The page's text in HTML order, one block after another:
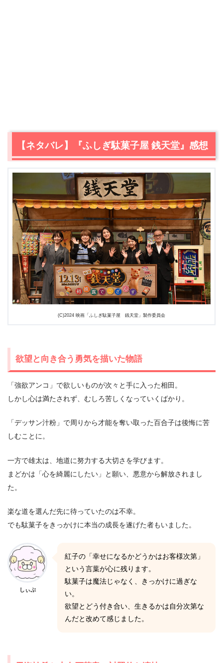
【ネタバレ】『ふしぎ駄菓子屋 銭天堂』感想
(C)2024 映画「ふしぎ駄菓子屋 銭天堂」製作委員会
欲望と向き合う勇気を描いた物語
「強欲アンコ」で欲しいものが次々と手に入った相田。
しかし心は満たされず、むしろ苦しくなっていくばかり。
「デッサン汁粉」で周りから才能を奪い取った百合子は後悔に苦
しむことに。
一方で雄太は、地道に努力する大切さを学びます。
まどかは「心を綺麗にしたい」と願い、悪意から解放されまし
た。
楽な道を選んだ先に待っていたのは不幸。
でも駄菓子をきっかけに本当の成長を遂げた者もいました。
しぃぷ
紅子の「幸せになるかどうかはお客様次第」
という言葉が心に残ります。
駄菓子は魔法じゃなく、きっかけに過ぎな
い。
欲望とどう付き合い、生きるかは自分次第な
んだと改めて感じました。